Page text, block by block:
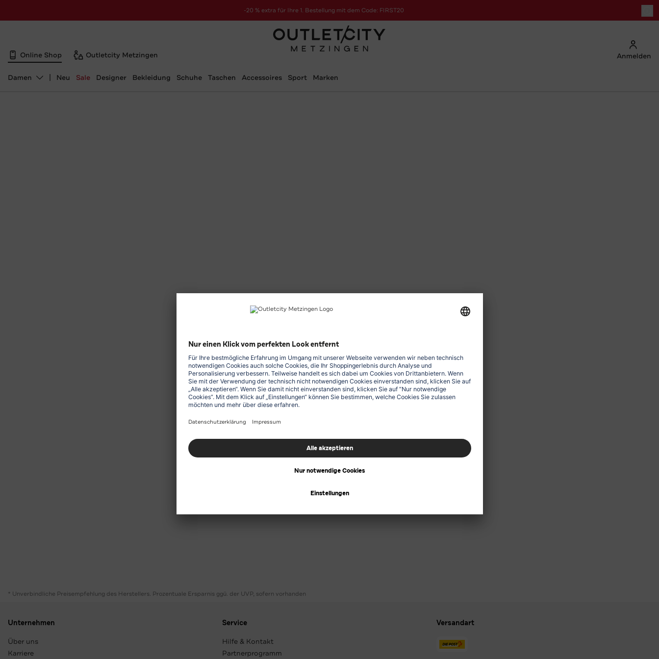
-20 % extra für Ihre 1. Bestellung mit dem Code: FIRST20
Online Shop Outletcity Metzingen Anmelden
Abteilung ändern, ausgewählt:
Damen Neu Sale Designer Bekleidung Schuhe Taschen Accessoires Sport Marken
* Unverbindliche Preisempfehlung des Herstellers. Prozentuale Ersparnis ggü. der UVP, sofern vorhanden
Unternehmen
Über uns
Karriere
Service
Hilfe & Kontakt
Partnerprogramm
Versandart